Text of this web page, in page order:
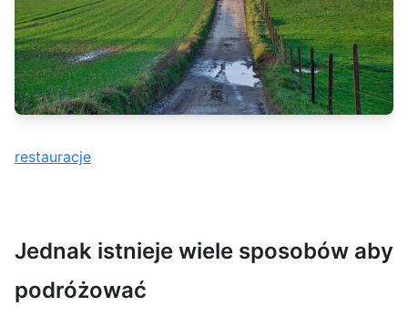
restauracje
Jednak istnieje wiele sposobów aby
podróżować